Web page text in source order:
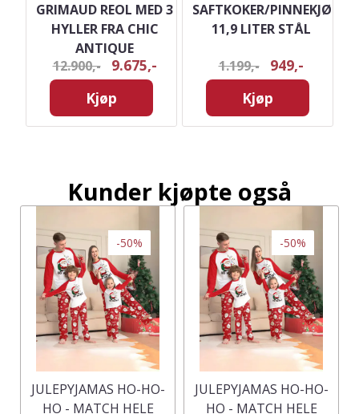
GRIMAUD REOL MED 3
HYLLER FRA CHIC
ANTIQUE
12.900,-
9.675,-
Kjøp
SAFTKOKER/
11,9 LITER STÅL
1.199,-
949,-
Kjøp
Kunder kjøpte også
-50%
JULEPYJAMAS HO-HO-
HO - MATCH HELE
-50%
JULEPYJAMAS HO-HO-
HO - MATCH HELE